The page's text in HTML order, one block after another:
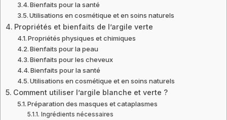
Bienfaits pour la santé
Utilisations en cosmétique et en soins naturels
Propriétés et bienfaits de l’argile verte
Propriétés physiques et chimiques
Bienfaits pour la peau
Bienfaits pour les cheveux
Bienfaits pour la santé
Utilisations en cosmétique et en soins naturels
Comment utiliser l’argile blanche et verte ?
Préparation des masques et cataplasmes
Ingrédients nécessaires